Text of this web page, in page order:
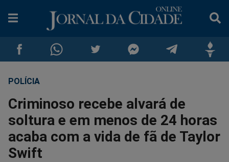
Compartilhar
no
Facebook
Compartilhar
no
Whatsapp
no
Twitter
no
Messenger
no
TelegramGettr
POLÍCIA
Criminoso recebe alvará de
soltura e em menos de 24 horas
acaba com a vida de fã de Taylor
Swift